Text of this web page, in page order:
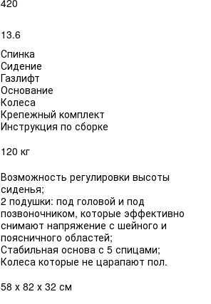
420
13.6
Спинка
Сидение
Газлифт
Основание
Колеса
Крепежный комплект
Инструкция по сборке
120 кг
Возможность регулировки высоты
сиденья;
2 подушки: под головой и под
позвоночником, которые эффективно
снимают напряжение с шейного и
поясничного областей;
Стабильная основа с 5 спицами;
Колеса которые не царапают пол.
58 х 82 х 32 см